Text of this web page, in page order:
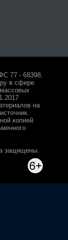
77 - 68398,
в сфере
на
копией
защищены.